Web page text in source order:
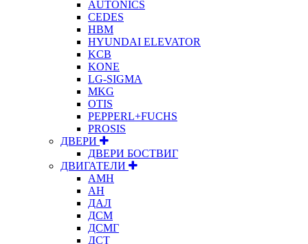
AUTONICS
CEDES
HBM
HYUNDAI ELEVATOR
KCB
KONE
LG-SIGMA
MKG
OTIS
PEPPERL+FUCHS
PROSIS
ДВЕРИ
ДВЕРИ БОСТВИГ
ДВИГАТЕЛИ
АМН
АН
ДАЛ
ДСМ
ДСМГ
ДСТ